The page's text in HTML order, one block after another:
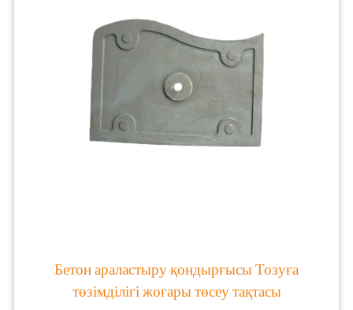
Бетон араластыру қондырғысы Тозуға
төзімділігі жоғары төсеу тақтасы